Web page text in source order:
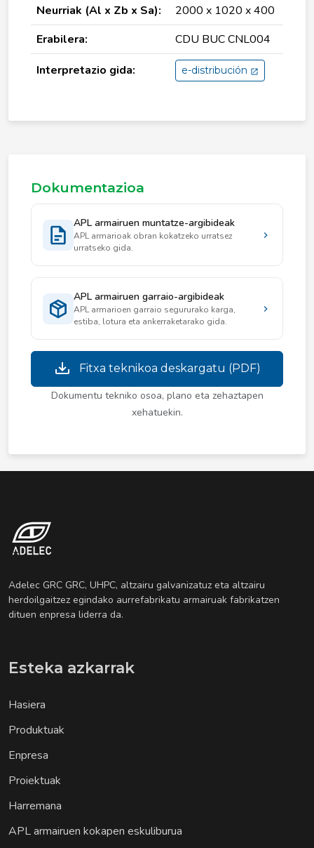
Neurriak (Al x Zb x Sa):
2000 x 1020 x 400
Erabilera:
CDU BUC CNL004
Interpretazio gida:
e-distribución
Dokumentazioa
APL armairuen muntatze-argibideak
APL armarioak obran kokatzeko urratsez
urratseko gida.
APL armairuen garraio-argibideak
APL armarioen garraio segururako karga,
estiba, lotura eta ankerraketarako gida.
Fitxa teknikoa deskargatu (PDF)
Dokumentu tekniko osoa, plano eta zehaztapen
xehatuekin.
Adelec GRC GRC, UHPC, altzairu galvanizatuz eta altzairu
herdoilgaitzez egindako aurrefabrikatu armairuak fabrikatzen
dituen enpresa liderra da.
Esteka azkarrak
Hasiera
Produktuak
Enpresa
Proiektuak
Harremana
APL armairuen kokapen eskuliburua